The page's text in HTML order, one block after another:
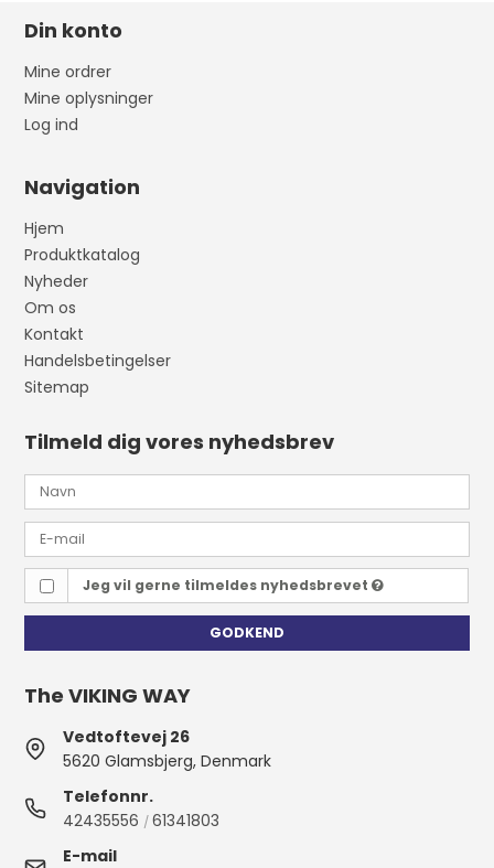
Din konto
Mine ordrer
Mine oplysninger
Log ind
Navigation
Hjem
Produktkatalog
Nyheder
Om os
Kontakt
Handelsbetingelser
Sitemap
Tilmeld dig vores nyhedsbrev
Jeg vil gerne tilmeldes nyhedsbrevet
GODKEND
The VIKING WAY
Vedtoftevej 26
5620 Glamsbjerg, Denmark
Telefonnr.
42435556 /61341803
E-mail